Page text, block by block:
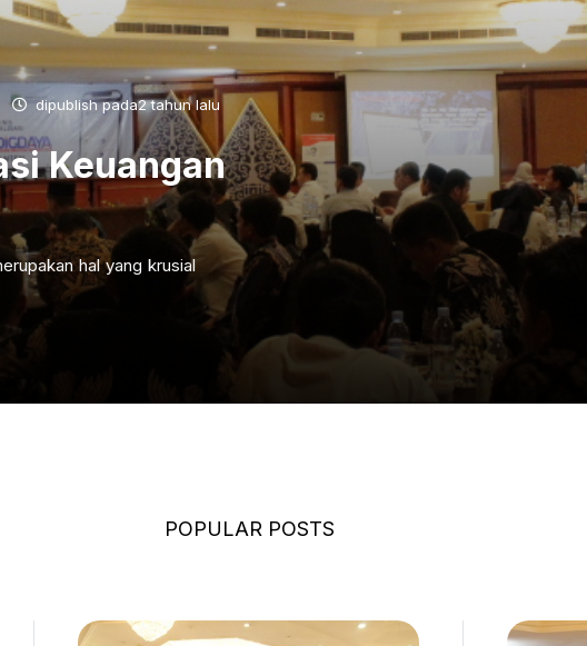
dipublish pada2 tahun lalu
Keuangan
hal yang krusial
POPULAR POSTS